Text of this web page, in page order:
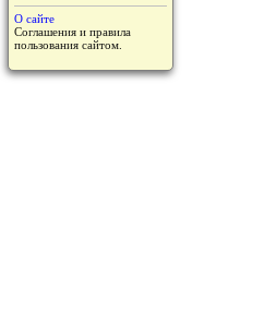
О сайте
Соглашения и правила
пользования сайтом.